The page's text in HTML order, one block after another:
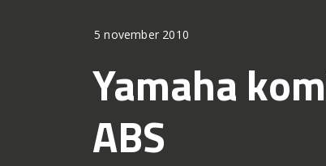
5 november 2010
Yamaha
ABS